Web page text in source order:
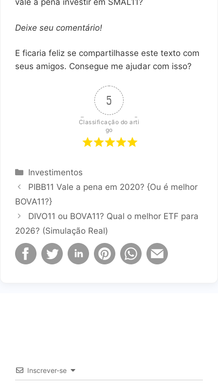
vale a pena investir em SMAL11?
Deixe seu comentário!
E ficaria feliz se compartilhasse este texto com
seus amigos. Consegue me ajudar com isso?
5
Classificação do arti
go
Categorias
Investimentos
PIBB11 Vale a pena em 2020? {Ou é melhor
BOVA11?}
DIVO11 ou BOVA11? Qual o melhor ETF para
2026? (Simulação Real)
Inscrever-se